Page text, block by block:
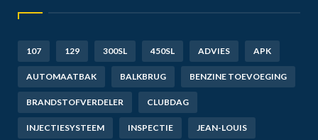
107 129 300SL 450SL ADVIES APK
AUTOMAATBAK BALKBRUG BENZINE TOEVOEGING
BRANDSTOFVERDELER CLUBDAG
INJECTIESYSTEEM INSPECTIE JEAN-LOUIS